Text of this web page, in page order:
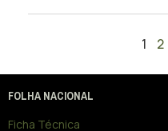
1 2
FOLHA NACIONAL
Ficha Técnica